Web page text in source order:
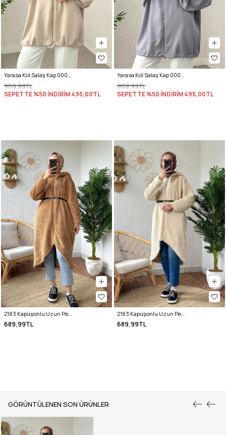
Yarasa Kol Salaş Kap 0008 - EKRU
989,99TL
SEPETTE %50 İNDİRİM495,00TL
Yarasa Kol Salaş Kap 0008 - GRİ
989,99TL
SEPETTE %50 İNDİRİM495,00TL
2183 Kapüşonlu Uzun Peluş Kap - CAMEL
689,99TL
2183 Kapüşonlu Uzun Peluş Kap - TAŞ RENGİ
689,99TL
GÖRÜNTÜLENEN SON ÜRÜNLER